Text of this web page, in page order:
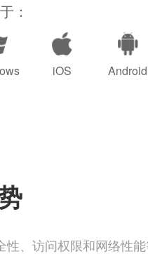
：
iOS Android
、访问权限和网络性